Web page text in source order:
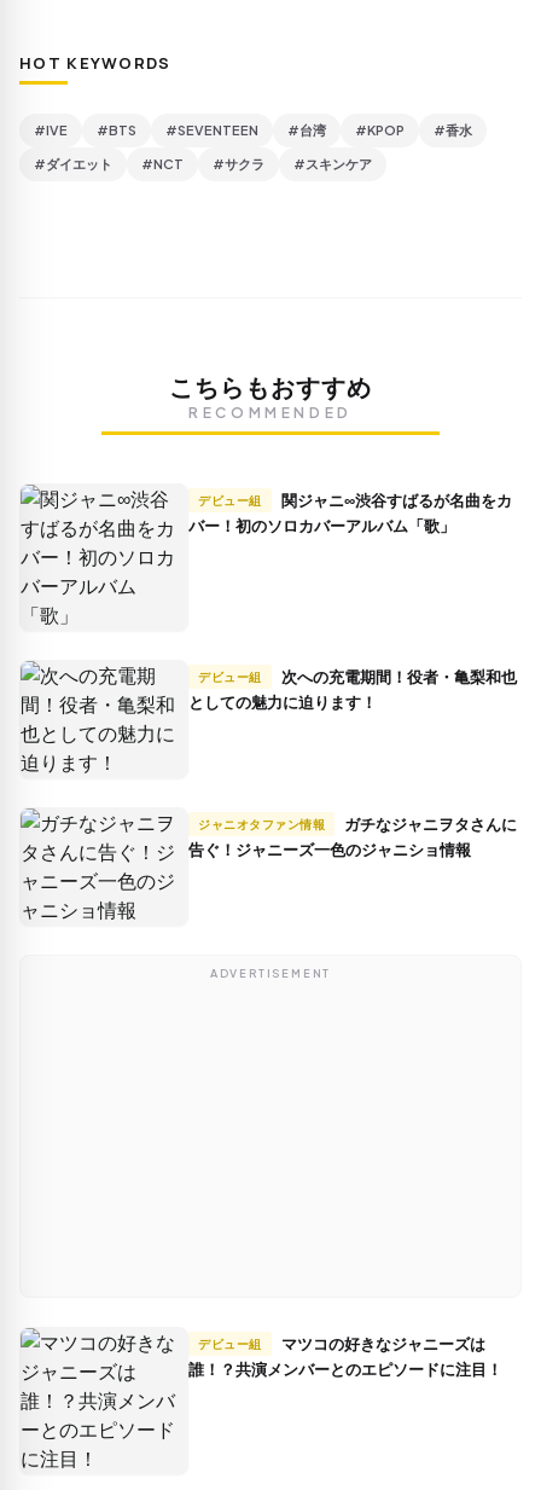
HOT KEYWORDS
#IVE #BTS #SEVENTEEN #台湾 #KPOP #香水
#ダイエット #NCT #サクラ #スキンケア
こちらもおすすめ
RECOMMENDED
デビュー組
バー！初のソロカバーアルバム「歌」
デビュー組
としての魅力に迫ります！
ジャニオタファン情報
告ぐ！ジャニーズ一色のジャニショ情報
ADVERTISEMENT
デビュー組
誰！？共演メンバーとのエピソードに注目！